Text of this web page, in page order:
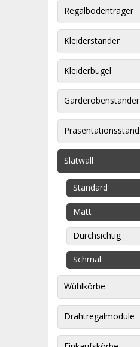
Regalbodenträger
Kleiderständer
Kleiderbügel
Garderobenständer
Präsentationsstand
Slatwall
Standard
Matt
Durchsichtig
Schmal
Wühlkörbe
Drahtregalmodule